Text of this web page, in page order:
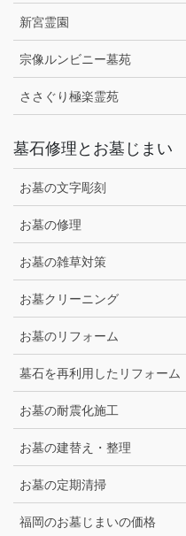
新宮霊園
宗像ルンビニー墓苑
ささぐり極楽霊苑
墓石修理とお墓じまい
お墓の文字彫刻
お墓の修理
お墓の雑草対策
お墓クリーニング
お墓のリフォーム
墓石を再利用したリフォーム
お墓の耐震化施工
お墓の建替え・整理
お墓の定期清掃
福岡のお墓じまいの価格